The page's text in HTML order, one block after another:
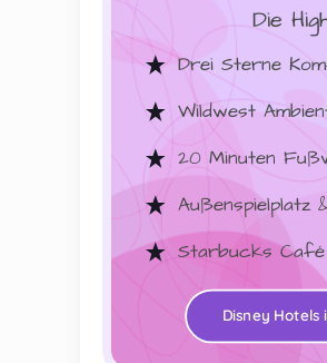
Die
Drei Sterne
Wildwest
20 Minuten
Außenspielplatz
Starbucks Café
Disney Hotels